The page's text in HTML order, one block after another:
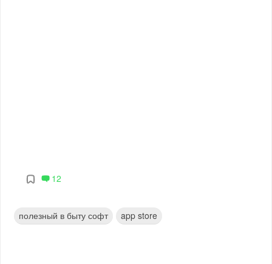
12
полезный в быту софт app store